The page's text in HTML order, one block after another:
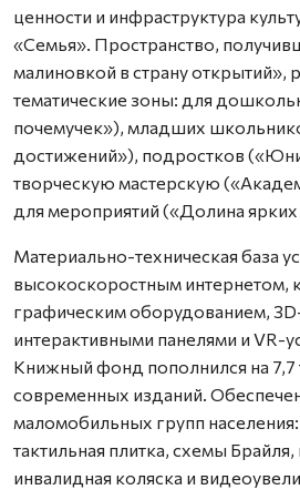
ценности и инфраструктура
«Семья». Пространство,
малиновкой в страну открытий»,
тематические зоны: для
почемучек»), младших
достижений»), подростков
творческую мастерскую
для мероприятий («Долина ярких
Материально-техническая база
высокоскоростным интернетом,
графическим оборудованием,
интерактивными панелями и VR-
Книжный фонд пополнился на 7,7
современных изданий.
маломобильных групп населения:
тактильная плитка, схемы
инвалидная коляска и